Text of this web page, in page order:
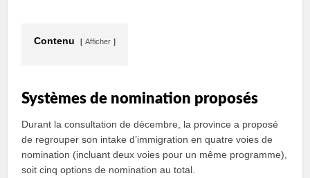
Contenu Afficher
Systèmes de nomination proposés
Durant la consultation de décembre, la province a proposé
de regrouper son intake d’immigration en quatre voies de
nomination (incluant deux voies pour un même programme),
soit cinq options de nomination au total.